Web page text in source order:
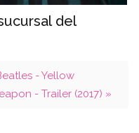
del
- Yellow
- Trailer (2017) »